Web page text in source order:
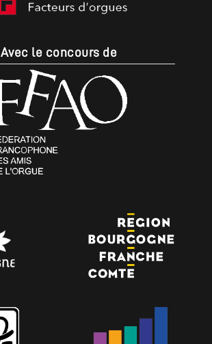
Avec le concours de